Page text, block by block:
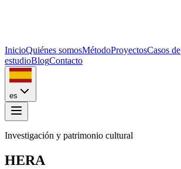
InicioQuiénes somosMétodoProyectosCasos de
estudioBlogContacto
es
Investigación y patrimonio cultural
HERA